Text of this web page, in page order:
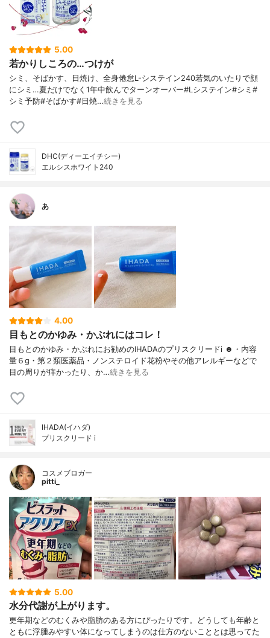
5.00
若かりしころの…つけが
シミ、そばかす、日焼け、全身倦怠L-システイン240若気のいたりで顔
にシミ…夏だけでなく1年中飲んでターンオーバー#Lシステイン#シミ#
シミ予防#そばかす#日焼…続きを見る
DHC(ディーエイチシー)
エルシスホワイト240
あ
4.00
目もとのかゆみ・かぶれにはコレ！
目もとのかゆみ・かぶれにお勧めのIHADAのプリスクリードi ☻︎・内容
量６g・第２類医薬品・ノンステロイド花粉やその他アレルギーなどで
目の周りが痒かったり、か…続きを見る
IHADA(イハダ)
プリスクリード i
コスメブロガー
pitti_
5.00
水分代謝が上がります。
更年期などのむくみや脂肪のある方にぴったりです。どうしても年齢と
ともに浮腫みやすい体になってしまうのは仕方のないこととは思ってた